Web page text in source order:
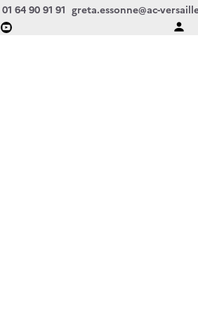
01 64 90 91 91 greta.essonne@ac-